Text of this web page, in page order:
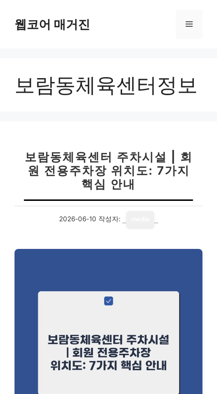
웹코어 매거진 메
보람동체육센터정보
보람동체육센터 주차시설 | 회
원 전용주차장 위치도: 7가지
핵심 안내
2026-06-10 작성자: